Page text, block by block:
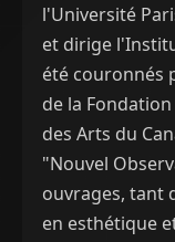
l'Université
et dirige
été couronnés
de la
des Arts du
"Nouvel
ouvrages, tant
en esthétique